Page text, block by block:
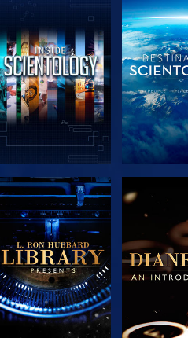
VERKEN DE SERIE VERKEN